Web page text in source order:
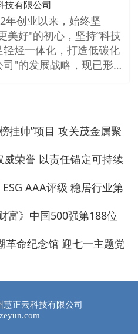
技有限公司
年创业以来，始终坚
美好"的初心，坚持“科技
烃一体化，打造低碳化
"的发展战略，现已形
氧化碳综合利用等方面
，产品广泛应用于航空航
电子芯片、医疗卫生等
的化学新材料生态圈，
美。 卫星使命 化工让
愿景 百年卫星 卓越标杆
与企业共同发展 企业与
业战略 立足轻烃一体
新材料科技公司
挂帅”项目 攻关茂金属聚
威荣誉 以责任锚定可持续
AAA评级 稳居行业第
富》中国500强第188位
革命纪念馆 迎七一主题党
慧正云科技有限公司